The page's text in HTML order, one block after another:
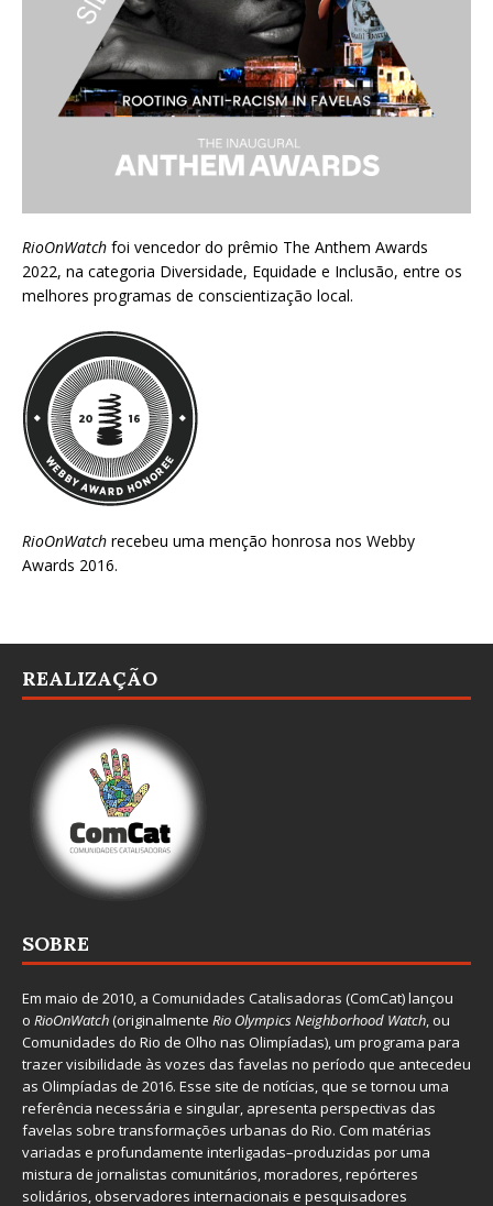
RioOnWatch foi vencedor do prêmio The Anthem Awards
2022, na categoria Diversidade, Equidade e Inclusão, entre os
melhores programas de conscientização local.
RioOnWatch recebeu uma menção honrosa nos Webby
Awards 2016.
REALIZAÇÃO
SOBRE
Em maio de 2010, a Comunidades Catalisadoras (ComCat) lançou
o RioOnWatch(originalmente Rio Olympics Neighborhood Watch, ou
Comunidades do Rio de Olho nas Olimpíadas), um programa para
trazer visibilidade às vozes das favelas no período que antecedeu
as Olimpíadas de 2016. Esse site de notícias, que se tornou uma
referência necessária e singular, apresenta perspectivas das
favelas sobre transformações urbanas do Rio. Com matérias
variadas e profundamente interligadas–produzidas por uma
mistura de jornalistas comunitários, moradores, repórteres
solidários, observadores internacionais e pesquisadores